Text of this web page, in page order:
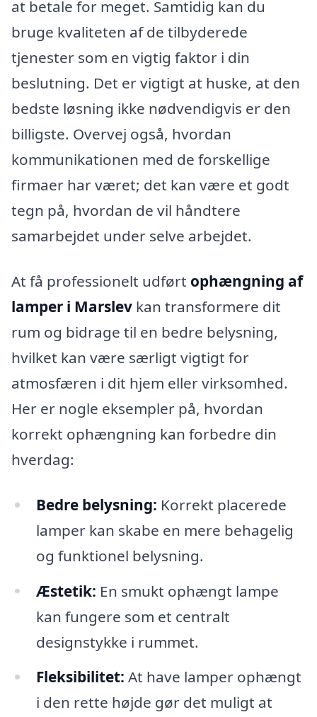
at betale for meget. Samtidig kan du
bruge kvaliteten af de tilbyderede
tjenester som en vigtig faktor i din
beslutning. Det er vigtigt at huske, at den
bedste løsning ikke nødvendigvis er den
billigste. Overvej også, hvordan
kommunikationen med de forskellige
firmaer har været; det kan være et godt
tegn på, hvordan de vil håndtere
samarbejdet under selve arbejdet.
At få professionelt udført ophængning af
lamper i Marslev kan transformere dit
rum og bidrage til en bedre belysning,
hvilket kan være særligt vigtigt for
atmosfæren i dit hjem eller virksomhed.
Her er nogle eksempler på, hvordan
korrekt ophængning kan forbedre din
hverdag:
Bedre belysning: Korrekt placerede
lamper kan skabe en mere behagelig
og funktionel belysning.
Æstetik: En smukt ophængt lampe
kan fungere som et centralt
designstykke i rummet.
Fleksibilitet: At have lamper ophængt
i den rette højde gør det muligt at